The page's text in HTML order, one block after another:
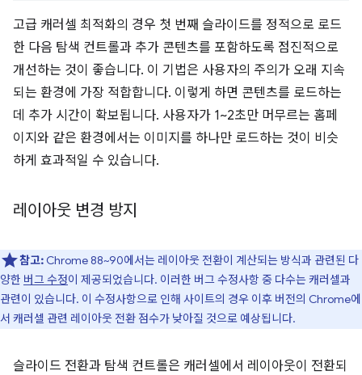
고급 캐러셀 최적화의 경우 첫 번째 슬라이드를 정적으로 로드
한 다음 탐색 컨트롤과 추가 콘텐츠를 포함하도록 점진적으로
개선하는 것이 좋습니다. 이 기법은 사용자의 주의가 오래 지속
되는 환경에 가장 적합합니다. 이렇게 하면 콘텐츠를 로드하는
데 추가 시간이 확보됩니다. 사용자가 1~2초만 머무르는 홈페
이지와 같은 환경에서는 이미지를 하나만 로드하는 것이 비슷
하게 효과적일 수 있습니다.
레이아웃 변경 방지
참고: Chrome 88~90에서는 레이아웃 전환이 계산되는 방식과 관련된 다
양한 버그 수정이 제공되었습니다. 이러한 버그 수정사항 중 다수는 캐러셀과
관련이 있습니다. 이 수정사항으로 인해 사이트의 경우 이후 버전의 Chrome에
서 캐러셀 관련 레이아웃 전환 점수가 낮아질 것으로 예상됩니다.
슬라이드 전환과 탐색 컨트롤은 캐러셀에서 레이아웃이 전환되